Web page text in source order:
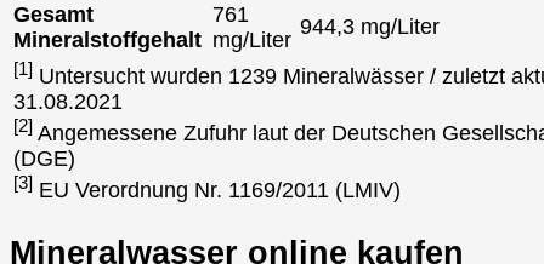
Gesamt
Mineralstoffgehalt
761
mg/Liter
944,3 mg/Liter
[1] Untersucht wurden 1239 Mineralwässer / zuletzt
31.08.2021
[2] Angemessene Zufuhr laut der Deutschen
(DGE)
[3] EU Verordnung Nr. 1169/2011 (LMIV)
Mineralwasser online kaufen